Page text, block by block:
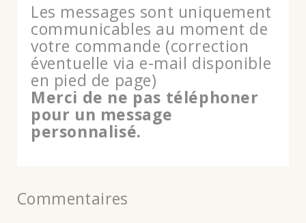
Les messages sont uniquement
communicables au moment de
votre commande (correction
éventuelle via e-mail disponible
en pied de page)
Merci de ne pas téléphoner
pour un message
personnalisé.
Commentaires